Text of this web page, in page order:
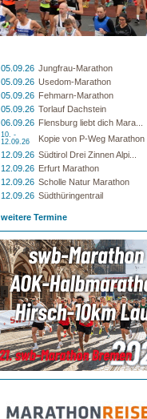
05.09.26 Jungfrau-Marathon
05.09.26 Usedom-Marathon
05.09.26 Fehmarn-Marathon
05.09.26 Torlauf Dachstein
06.09.26 Flensburg liebt dich Mara...
10. -
12.09.26
Kopie von P-Weg Marathon
12.09.26 Südtirol Drei Zinnen Alpi...
12.09.26 Erfurt Marathon
12.09.26 Scholle Natur Marathon
12.09.26 Südthüringentrail
weitere Termine